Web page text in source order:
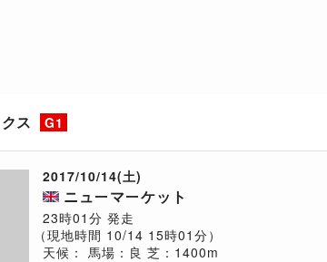
ス G1
2017/10/14(土)
ニューマーケット
23時01分 発走
（現地時間 10/14 15時01分）
天候： 馬場：良 芝：1400m